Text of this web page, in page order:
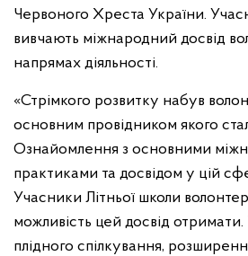
Червоного Хреста України.
вивчають міжнародний досвід
напрямах діяльності.
«Стрімкого розвитку набув
основним провідником якого
Ознайомлення з основними
практиками та досвідом у цій
Учасники Літньої школи
можливість цей досвід отримати.
плідного спілкування,